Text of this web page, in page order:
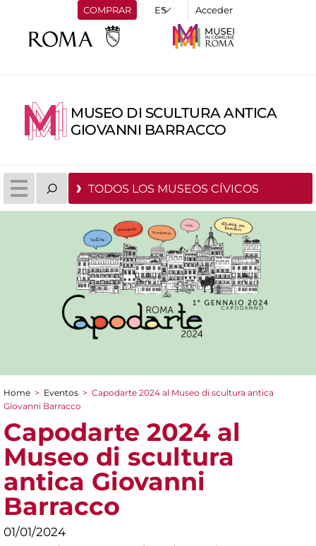
COMPRAR Acceder
MUSEO DI SCULTURA ANTICA
GIOVANNI BARRACCO
TODOS LOS MUSEOS CÍVICOS
You are here
Home > Eventos > Capodarte 2024 al Museo di scultura antica
Giovanni Barracco
Capodarte 2024 al
Museo di scultura
antica Giovanni
Barracco
01/01/2024